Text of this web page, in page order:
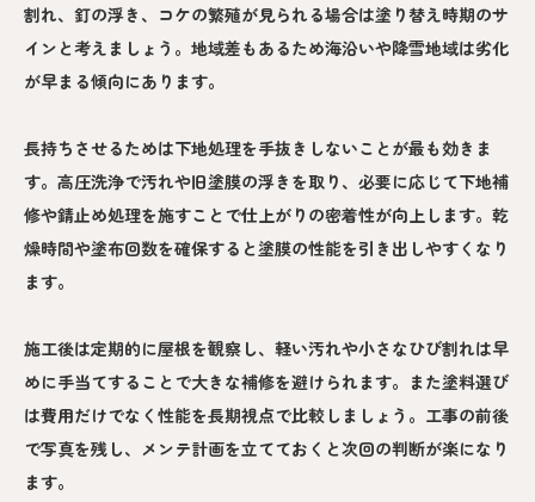
割れ、釘の浮き、コケの繁殖が見られる場合は塗り替え時期のサ
インと考えましょう。地域差もあるため海沿いや降雪地域は劣化
が早まる傾向にあります。
長持ちさせるためは下地処理を手抜きしないことが最も効きま
す。高圧洗浄で汚れや旧塗膜の浮きを取り、必要に応じて下地補
修や錆止め処理を施すことで仕上がりの密着性が向上します。乾
燥時間や塗布回数を確保すると塗膜の性能を引き出しやすくなり
ます。
施工後は定期的に屋根を観察し、軽い汚れや小さなひび割れは早
めに手当てすることで大きな補修を避けられます。また塗料選び
は費用だけでなく性能を長期視点で比較しましょう。工事の前後
で写真を残し、メンテ計画を立てておくと次回の判断が楽になり
ます。